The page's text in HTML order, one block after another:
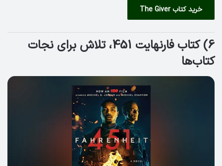
خرید کتاب The Giver
6) کتاب فارنهایت 451،‌ تلاش برای نجات
کتاب‌ها